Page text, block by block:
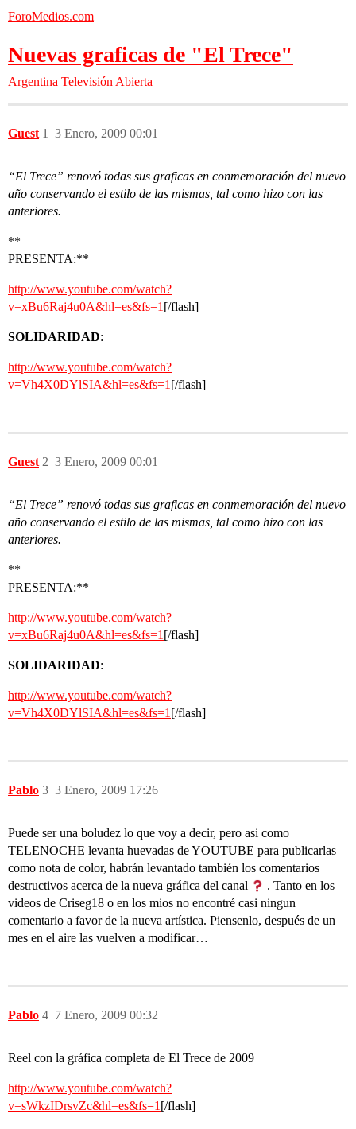
ForoMedios.com
Nuevas graficas de "El Trece"
Argentina Televisión Abierta
Guest 3 Enero, 2009 00:01
1
“El Trece” renovó todas sus graficas en conmemoración del nuevo
año conservando el estilo de las mismas, tal como hizo con las
anteriores.
**
PRESENTA:**
http://www.youtube.com/watch?
v=xBu6Raj4u0A&hl=es&fs=1 [/flash]
SOLIDARIDAD:
http://www.youtube.com/watch?
v=Vh4X0DYlSIA&hl=es&fs=1 [/flash]
Guest 3 Enero, 2009 00:01
2
“El Trece” renovó todas sus graficas en conmemoración del nuevo
año conservando el estilo de las mismas, tal como hizo con las
anteriores.
**
PRESENTA:**
http://www.youtube.com/watch?
v=xBu6Raj4u0A&hl=es&fs=1 [/flash]
SOLIDARIDAD:
http://www.youtube.com/watch?
v=Vh4X0DYlSIA&hl=es&fs=1 [/flash]
Pablo 3 Enero, 2009 17:26
3
Puede ser una boludez lo que voy a decir, pero asi como
TELENOCHE levanta huevadas de YOUTUBE para publicarlas
como nota de color, habrán levantado también los comentarios
destructivos acerca de la nueva gráfica del canal
. Tanto en los
videos de Criseg18 o en los mios no encontré casi ningun
comentario a favor de la nueva artística. Piensenlo, después de un
mes en el aire las vuelven a modificar…
Pablo 7 Enero, 2009 00:32
4
Reel con la gráfica completa de El Trece de 2009
http://www.youtube.com/watch?
v=sWkzIDrsvZc&hl=es&fs=1 [/flash]